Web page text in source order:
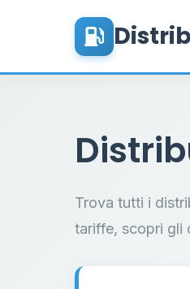
Trova tutti i
tariffe, scopri gli